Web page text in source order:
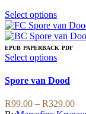
Select optionsThis
product
has
multiple
variants.
options
be
chosen
EPUB PAPERBACK PDF
Select optionsThis
has
variants.
The
Spore van Dood
R99.00 – R329.00